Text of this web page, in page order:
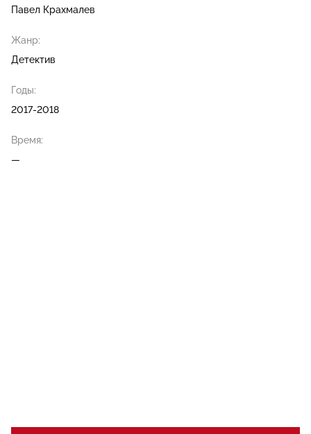
Павел Крахмалев
Жанр:
Детектив
Годы:
2017-2018
Время:
—